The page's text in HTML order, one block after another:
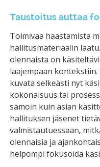
Taustoitus auttaa
Toimivaa haastamista
hallitusmateriaalin
olennaista on
laajempaan
kuvata selkeästi nyt
kokonaisuus tai
samoin kuin asian
hallituksen jäsenet
valmistautuessaan,
olennaisia ja
helpompi fokusoida